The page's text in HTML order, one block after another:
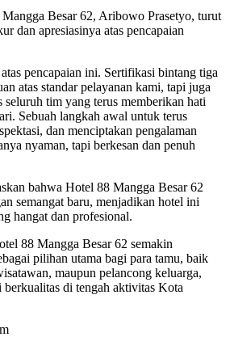
Besar 62, Aribowo Prasetyo, turut
dan apresiasinya atas pencapaian
pencapaian ini. Sertifikasi bintang tiga
atas standar pelayanan kami, tapi juga
seluruh tim yang terus memberikan hati
Sebuah langkah awal untuk terus
dan menciptakan pengalaman
nyaman, tapi berkesan dan penuh
bahwa Hotel 88 Mangga Besar 62
semangat baru, menjadikan hotel ini
hangat dan profesional.
88 Mangga Besar 62 semakin
pilihan utama bagi para tamu, baik
maupun pelancong keluarga,
berkualitas di tengah aktivitas Kota